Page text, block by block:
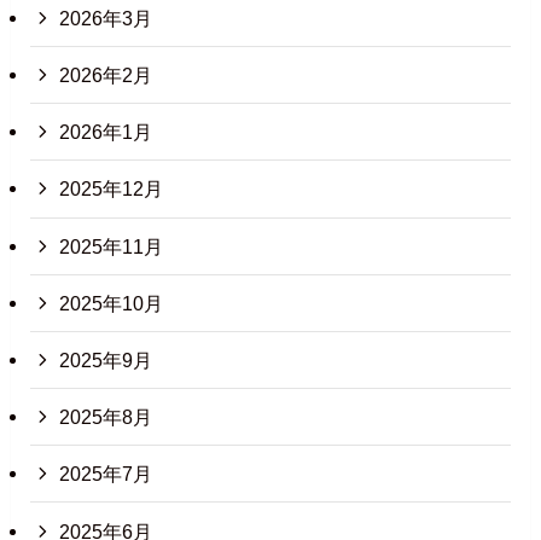
2026年3月
2026年2月
2026年1月
2025年12月
2025年11月
2025年10月
2025年9月
2025年8月
2025年7月
2025年6月